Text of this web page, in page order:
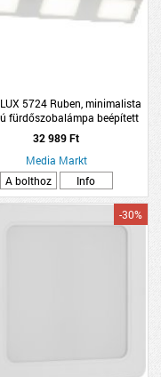
5724 Ruben, minimalista
fürdőszobalámpa beépített
IP44 LED 3x 4,5W króm
32 989 Ft
Media Markt
A bolthoz
Info
-30%